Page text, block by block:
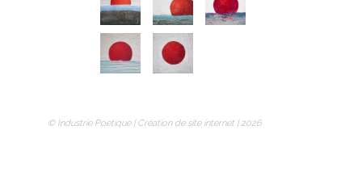
© Industrie Poetique |Création de site internet | 2026